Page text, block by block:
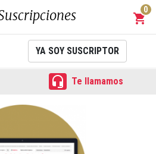
shopping_cart
0
YA SOY SUSCRIPTOR
 Te llamamos